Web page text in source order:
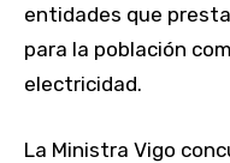
entidades que
para la población
electricidad.
La Ministra Vigo